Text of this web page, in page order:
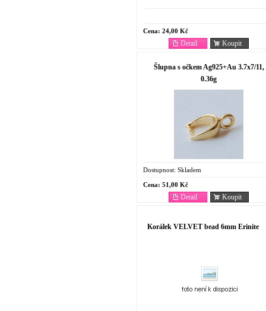
Cena: 24,00 Kč
Koupit
Detail
Šlupna s očkem Ag925+Au 3.7x7/11,
0.36g
Dostupnost: Skladem
Cena: 51,00 Kč
Koupit
Detail
Korálek VELVET bead 6mm Erinite